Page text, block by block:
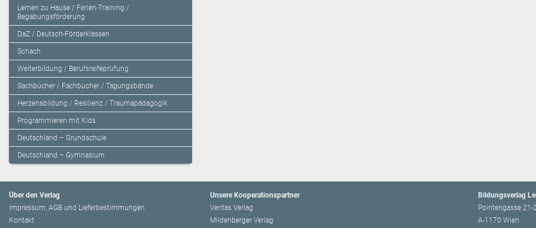
Lernen zu Hause / Ferien-Training /
Begabungsförderung
DaZ / Deutsch-Förderklassen
Schach
Weiterbildung / Berufsreifeprüfung
Sachbücher / Fachbücher / Tagungsbände
Herzensbildung / Resilienz / Traumapädagogik
Programmieren mit Kids
Deutschland – Grundschule
Deutschland – Gymnasium
Über den Verlag
Impressum, AGB und Lieferbestimmungen
Kontakt
Unsere Kooperationspartner
Veritas Verlag
Mildenberger Verlag
Bildungsverlag
Pointengasse 21-
A-1170 Wien